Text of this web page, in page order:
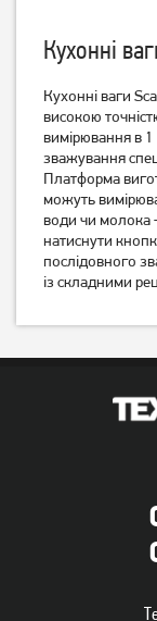
Ваги кухонні
898
449грн
Ваги кухонні
Кухонні
Кухонні ваги
високою
вимірювання в 1
зважування
Платформа
можуть
води чи молока
натиснути
послідовного
із складними